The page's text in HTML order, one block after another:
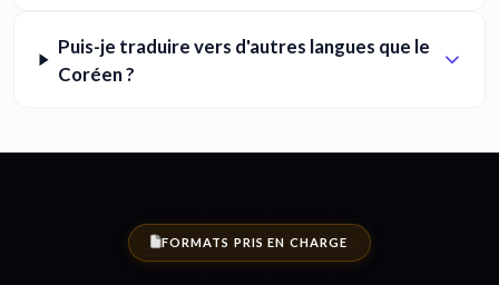
Puis-je traduire vers d'autres langues que le
Coréen ?
FORMATS PRIS EN CHARGE